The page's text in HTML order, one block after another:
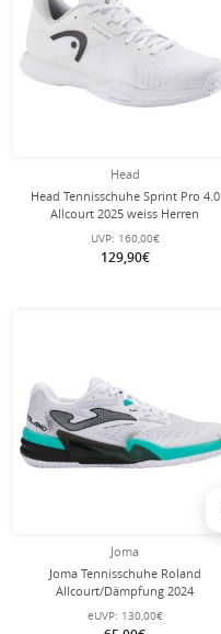
Head
Head Tennisschuhe Sprint Pro 4.0
Allcourt 2025 weiss Herren
UVP: 160,00€
129,90€
Joma
Joma Tennisschuhe Roland
Allcourt/Dämpfung 2024
eUVP: 130,00€